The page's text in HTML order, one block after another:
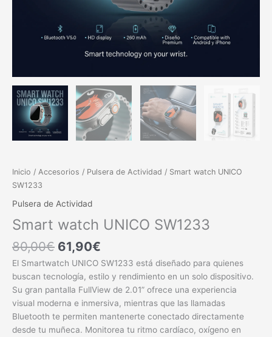
Inicio / Accesorios / Pulsera de Actividad / Smart watch UNICO
SW1233
Pulsera de Actividad
Smart watch UNICO SW1233
80,00€ 61,90€
El Smartwatch UNICO SW1233 está diseñado para quienes
buscan tecnología, estilo y rendimiento en un solo dispositivo.
Su gran pantalla FullView de 2.01” ofrece una experiencia
visual moderna e inmersiva, mientras que las llamadas
Bluetooth te permiten mantenerte conectado directamente
desde tu muñeca. Monitorea tu ritmo cardíaco, oxígeno en